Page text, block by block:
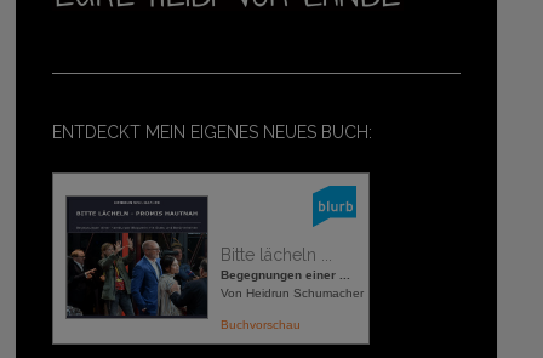
ENTDECKT MEIN EIGENES NEUES BUCH:
Bitte lächeln ...
Begegnungen einer ...
Von Heidrun Schumacher
Buchvorschau